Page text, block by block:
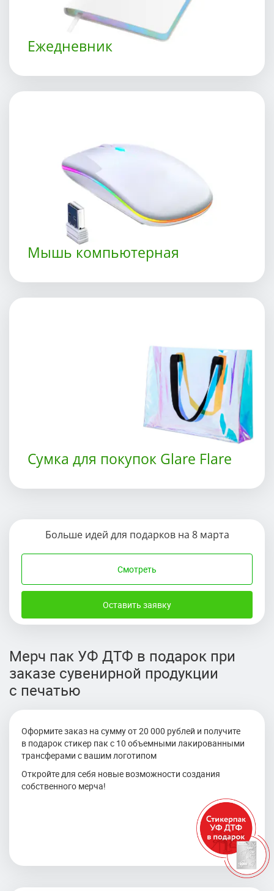
Ежедневник
Мышь компьютерная
Сумка для покупок Glare Flare
Больше идей для подарков на 8 марта
Смотреть
Оставить заявку
Мерч пак УФ ДТФ в подарок при
заказе сувенирной продукции
с печатью
Оформите заказ на сумму от 20 000 рублей и получите
в подарок стикер пак с 10 объемными лакированными
трансферами с вашим логотипом
Откройте для себя новые возможности создания
собственного мерча!